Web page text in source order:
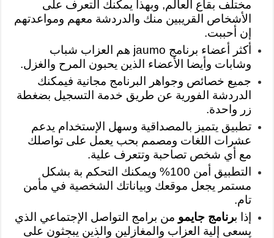
مختلف بقاع العالم, وبهذا يمكنك التعرف على
الأشخاص القريبين منك والدردشة معهم ومواعدتهم
إن أحببت.
أكثر أعضاء برنامج jaumo هم العزاب شباب
وشابات وأيضا الأعضاء الذين يحبون المرح والغزل.
جميع خصائص وجواهر البرنامج مجانية فيمكنك
الدردشة الفورية عن طريق خدمة التسجيل بضغطة
زر واحدة.
تطبيق يتميز بالمصداقية وسهل الإستخدام يدعم
عشرات اللغات ومصمم بحب يعمل على تواصلك
مع أي شخص تصاحبة وتتعرف علية.
التطبيق أمن 100% ويمكنك التحكم بة بشكل
مستمر يجعل موقعك وبياناتك الشخصية في مأمن
تام.
إذا برنامج جايمو من برامج التواصل الإجتماعي الذي
يسعى إلية العزاب والمغازلين والذين يبحثون على